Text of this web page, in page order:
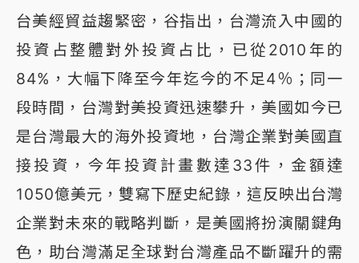
台美經貿益趨緊密，谷指出，台灣流入中國的
投資占整體對外投資占比，已從2010年的
84%，大幅下降至今年迄今的不足4％；同一
段時間，台灣對美投資迅速攀升，美國如今已
是台灣最大的海外投資地，台灣企業對美國直
接投資，今年投資計畫數達33件，金額達
1050億美元，雙寫下歷史紀錄，這反映出台灣
企業對未來的戰略判斷，是美國將扮演關鍵角
色，助台灣滿足全球對台灣產品不斷躍升的需